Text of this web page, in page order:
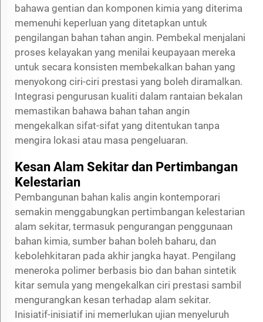
bahawa gentian dan komponen kimia yang diterima
memenuhi keperluan yang ditetapkan untuk
pengilangan bahan tahan angin. Pembekal menjalani
proses kelayakan yang menilai keupayaan mereka
untuk secara konsisten membekalkan bahan yang
menyokong ciri-ciri prestasi yang boleh diramalkan.
Integrasi pengurusan kualiti dalam rantaian bekalan
memastikan bahawa bahan tahan angin
mengekalkan sifat-sifat yang ditentukan tanpa
mengira lokasi atau masa pengeluaran.
Kesan Alam Sekitar dan Pertimbangan
Kelestarian
Pembangunan bahan kalis angin kontemporari
semakin menggabungkan pertimbangan kelestarian
alam sekitar, termasuk pengurangan penggunaan
bahan kimia, sumber bahan boleh baharu, dan
kebolehkitaran pada akhir jangka hayat. Pengilang
meneroka polimer berbasis bio dan bahan sintetik
kitar semula yang mengekalkan ciri prestasi sambil
mengurangkan kesan terhadap alam sekitar.
Inisiatif-inisiatif ini memerlukan ujian menyeluruh